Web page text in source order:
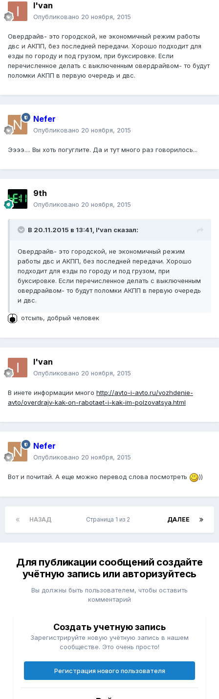
I'van
Опубликовано 20 ноября, 2015
Овердрайв- это городской, не экономичный режим работы
двс и АКПП, без последней передачи. Хорошо подходит для
езды по городу и под грузом, при буксировке. Если
перечисленное делать с выключенным овердрайвом- то будут
поломки АКПП в первую очередь и двс.
Nefer
Опубликовано 20 ноября, 2015
Ээээ.... Вы хоть погуглите. Да и тут много раз говорилось...
9th
Опубликовано 20 ноября, 2015
В 20.11.2015 в 13:41, I'van сказал:
Овердрайв- это городской, не экономичный режим
работы двс и АКПП, без последней передачи. Хорошо
подходит для езды по городу и под грузом, при
буксировке. Если перечисленное делать с выключенным
овердрайвом- то будут поломки АКПП в первую очередь
и двс.
отсыпь, добрый человек
I'van
Опубликовано 20 ноября, 2015
В инете информации много http://avto-i-avto.ru/vozhdenie-
avto/overdrajv-kak-on-rabotaet-i-kak-im-polzovatsya.html
Nefer
Опубликовано 20 ноября, 2015
Вот и почитай. А еще можно перевод слова посмотреть ))
НАЗАД ДАЛЕЕ
Страница 1 из 2
Для публикации сообщений создайте
учётную запись или авторизуйтесь
Вы должны быть пользователем, чтобы оставить
комментарий
Создать учетную запись
Зарегистрируйте новую учётную запись в нашем
сообществе. Это очень просто!
Регистрация нового пользователя